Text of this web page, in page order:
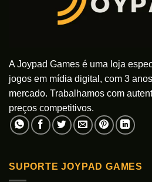
A Joypad Games é uma loja
jogos em mídia digital, com 3
mercado. Trabalhamos com
preços competitivos.
SUPORTE JOYPAD GAMES